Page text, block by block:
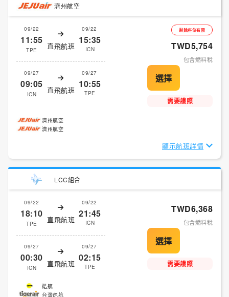
濟州航空
09/22
11:55
TPE 直飛航班
09/22
15:35
ICN
09/27
09:05
ICN 直飛航班
09/27
10:55
TPE
剩餘座位有限
TWD5,754
包含燃料稅
需要護照
濟州航空
濟州航空
顯示航班詳情
LCC組合
09/22
18:10
TPE 直飛航班
09/22
21:45
ICN
09/27
00:30
ICN 直飛航班
09/27
02:15
TPE
TWD6,368
包含燃料稅
需要護照
酷航
台灣虎航